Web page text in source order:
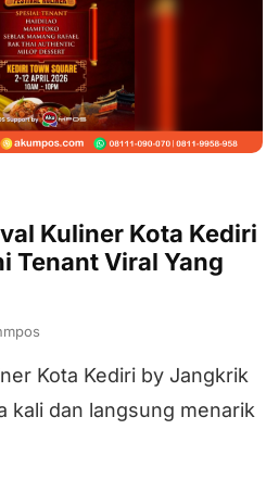
Kuliner Kota Kediri
Tenant Viral Yang
Kota Kediri by Jangkrik
kali dan langsung menarik